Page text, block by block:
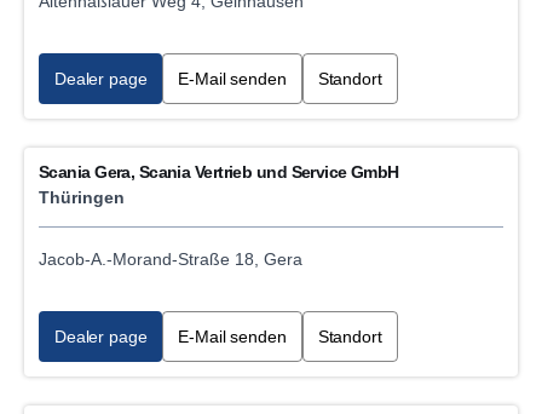
Dealer page E-Mail senden Standort
Scania Gera, Scania Vertrieb und Service GmbH
Thüringen
Jacob-A.-Morand-Straße 18, Gera
Dealer page E-Mail senden Standort